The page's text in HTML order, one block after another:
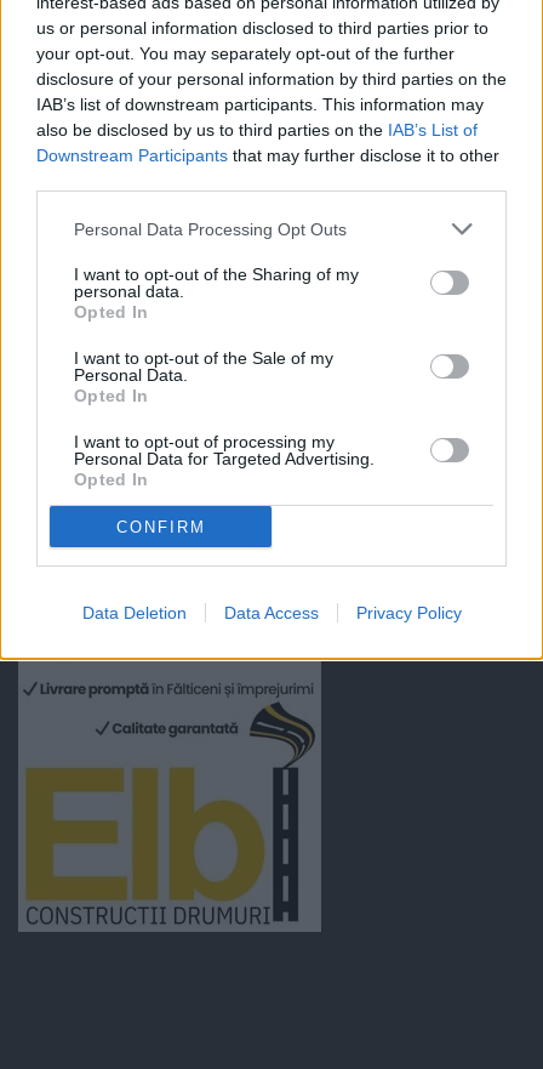
us or personal information disclosed to third parties prior to
your opt-out. You may separately opt-out of the further
disclosure of your personal information by third parties on the
IAB’s list of downstream participants. This information may
also be disclosed by us to third parties on the IAB’s List of
Downstream Participants that may further disclose it to other
Personal Data Processing Opt Outs
I want to opt-out of the Sharing of my
personal data.
Opted In
I want to opt-out of the Sale of my
Personal Data.
Opted In
I want to opt-out of processing my
Personal Data for Targeted Advertising.
Opted In
CONFIRM
Data Deletion Data Access Privacy Policy